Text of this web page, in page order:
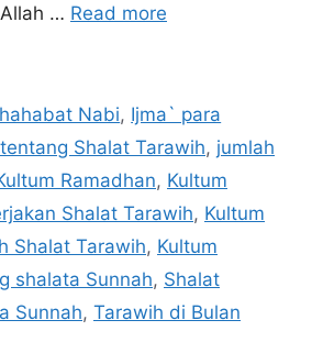
… Read more
Nabi, Ijma` para
Shalat Tarawih, jumlah
Ramadhan, Kultum
Shalat Tarawih, Kultum
Shalat Tarawih, Kultum
shalata Sunnah, Shalat
Sunnah, Tarawih di Bulan